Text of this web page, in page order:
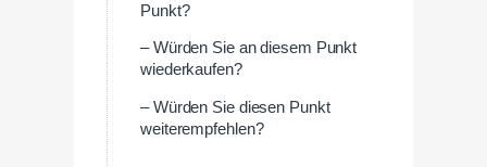
Punkt?
– Würden Sie an diesem Punkt
wiederkaufen?
– Würden Sie diesen Punkt
weiterempfehlen?